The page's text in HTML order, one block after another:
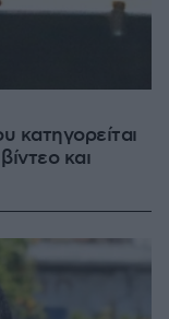
κατηγορείται
και